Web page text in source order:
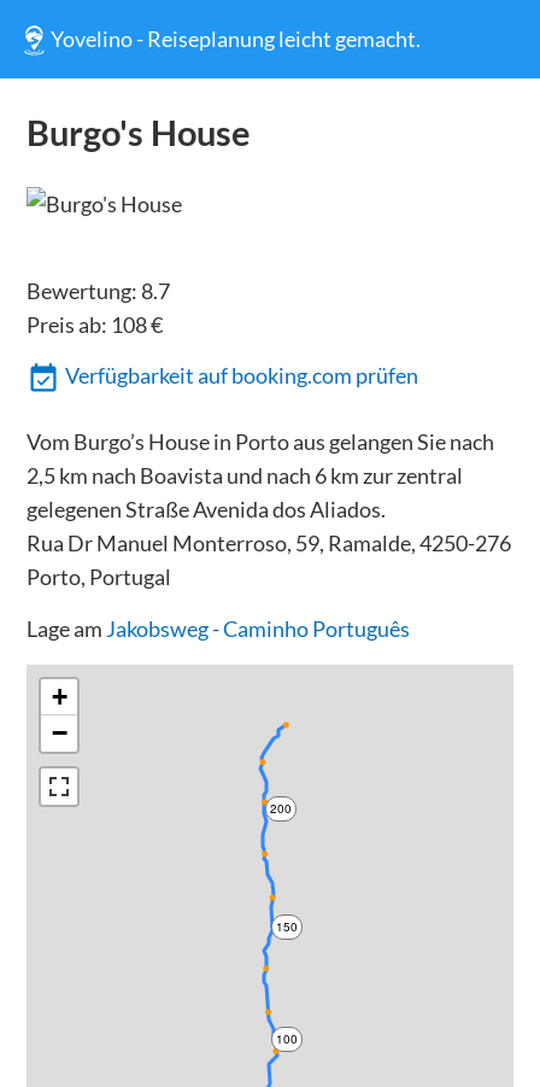
Yovelino - Reiseplanung leicht gemacht.
Burgo's House
Bewertung: 8.7
Preis ab: 108€
Verfügbarkeit auf booking.com prüfen
Vom Burgo’s House in Porto aus gelangen Sie nach
2,5 km nach Boavista und nach 6 km zur zentral
gelegenen Straße Avenida dos Aliados.
Rua Dr Manuel Monterroso, 59, Ramalde, 4250-276
Porto, Portugal
Lage am Jakobsweg - Caminho Português
100
150
200
+
−